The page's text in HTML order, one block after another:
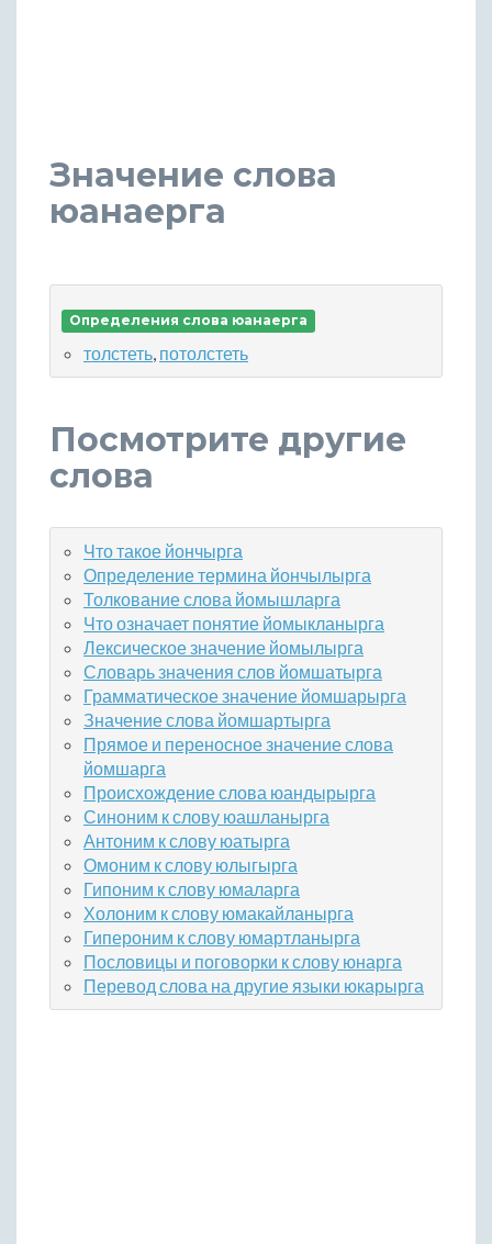
Значение слова
юанаерга
Определения слова юанаерга
толстеть, потолстеть
Посмотрите другие
слова
Что такое йончырга
Определение термина йончылырга
Толкование слова йомышларга
Что означает понятие йомыкланырга
Лексическое значение йомылырга
Словарь значения слов йомшатырга
Грамматическое значение йомшарырга
Значение слова йомшартырга
Прямое и переносное значение слова
йомшарга
Происхождение слова юандырырга
Синоним к слову юашланырга
Антоним к слову юатырга
Омоним к слову юлыгырга
Гипоним к слову юмаларга
Холоним к слову юмакайланырга
Гипероним к слову юмартланырга
Пословицы и поговорки к слову юнарга
Перевод слова на другие языки юкарырга